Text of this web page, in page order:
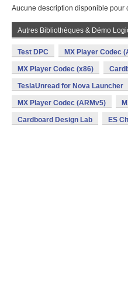
Aucune description disponible pour
Autres Bibliothèques & Démo
Test DPC MX Player Codec
MX Player Codec (x86)
TeslaUnread for Nova Launcher
MX Player Codec (ARMv5)
Cardboard Design Lab ES